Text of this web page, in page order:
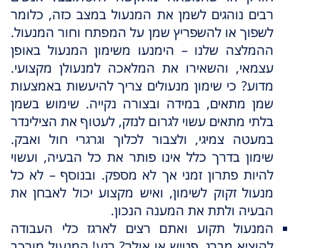
רבים נוהגים לשמן את המנעול במצב כזה, כלומר
לשפוך או להשפריץ שמן על המפתח וחור המנעול.
ההמלצה שלנו – הימנעו משימון המנעול באופן
עצמאי, והשאירו את המלאכה למנעולן מקצועי.
מדוע? כי שימון מנעולים צריך להיעשות באמצעות
שמן מתאים, במידה ובצורה נקייה. שימוש בשמן
בלתי מתאים עשוי לגרום לנזק, לעטוף את הצילינדר
במעטה צמיגי, ולצבור לכלוך וגרגרי חול ואבק.
שימון בדרך כלל אינו פותר את כל הבעיה, ועשוי
להיות פתרון זמני אך לא מספק. ובנוסף – לא כל
מנעול זקוק לשימון, ואיש מקצוע יכול לאבחן את
הבעיה ולתת את המענה הנכון.
המנעול תקוע ואתם רצים לארגז כלי העבודה